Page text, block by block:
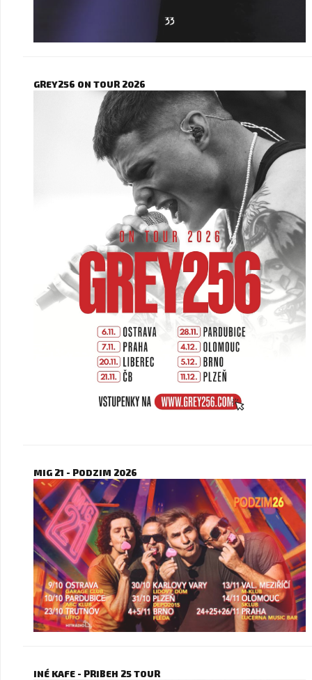
GREY256 ON TOUR 2026
MIG 21 - PODZIM 2026
INÉ KAFE - PRIBEH 25 TOUR